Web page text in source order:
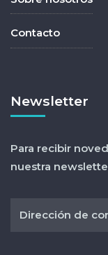
Contacto
Newsletter
Para recibir
nuestra